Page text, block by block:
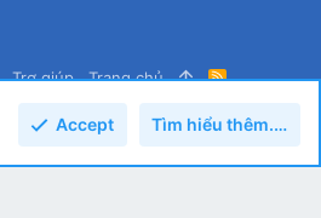
Trợ giúp Trang chủ
R
Accept Tìm hiểu thêm.…